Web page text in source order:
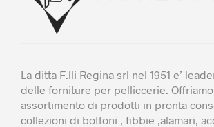
La ditta F.lli Regina srl nel 1951 e’
delle forniture per pelliccerie.
assortimento di prodotti in pronta
collezioni di bottoni , fibbie ,alamari,